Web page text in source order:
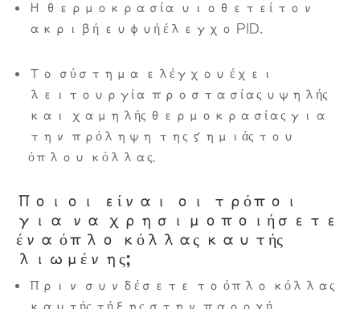
Η θερμοκρασία υιοθετεί τον
ακριβή ευφυή έλεγχο PID.
Το σύστημα ελέγχου έχει
λειτουργία προστασίας υψηλής
και χαμηλής θερμοκρασίας για
την πρόληψη της ζημιάς του
όπλου κόλλας.
Ποιοι είναι οι τρόποι
για να χρησιμοποιήσετε
ένα όπλο κόλλας καυτής
λιωμένης;
Πριν συνδέσετε το όπλο κόλλας